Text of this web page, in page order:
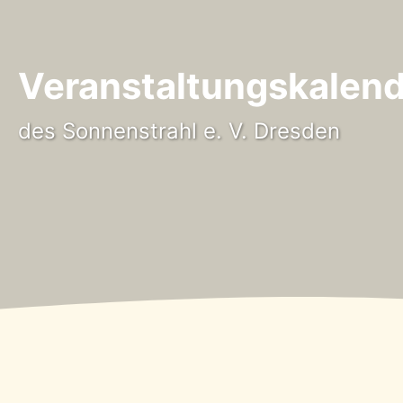
des Sonnenstrahl e. V. Dresden